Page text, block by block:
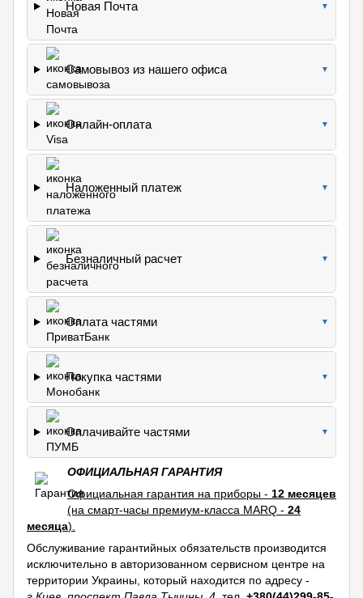
Новая Почта ▼
Самовывоз из нашего офиса ▼
Онлайн-оплата ▼
Наложенный платеж ▼
Безналичный расчет ▼
Оплата частями ▼
Покупка частями ▼
Оплачивайте частями ▼
ОФИЦИАЛЬНАЯ ГАРАНТИЯ
Официальная гарантия на приборы - 12 месяцев
(на смарт-часы премиум-класса MARQ - 24
месяца).
Обслуживание гарантийных обязательств производится
исключительно в авторизованном сервисном центре на
территории Украины, который находится по адресу -